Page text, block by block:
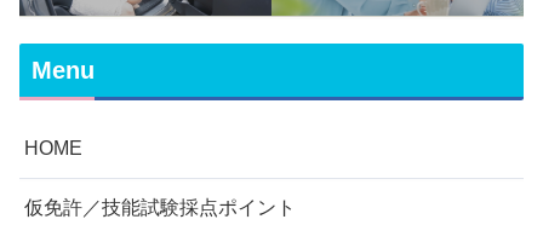
Menu
HOME
仮免許／技能試験採点ポイント